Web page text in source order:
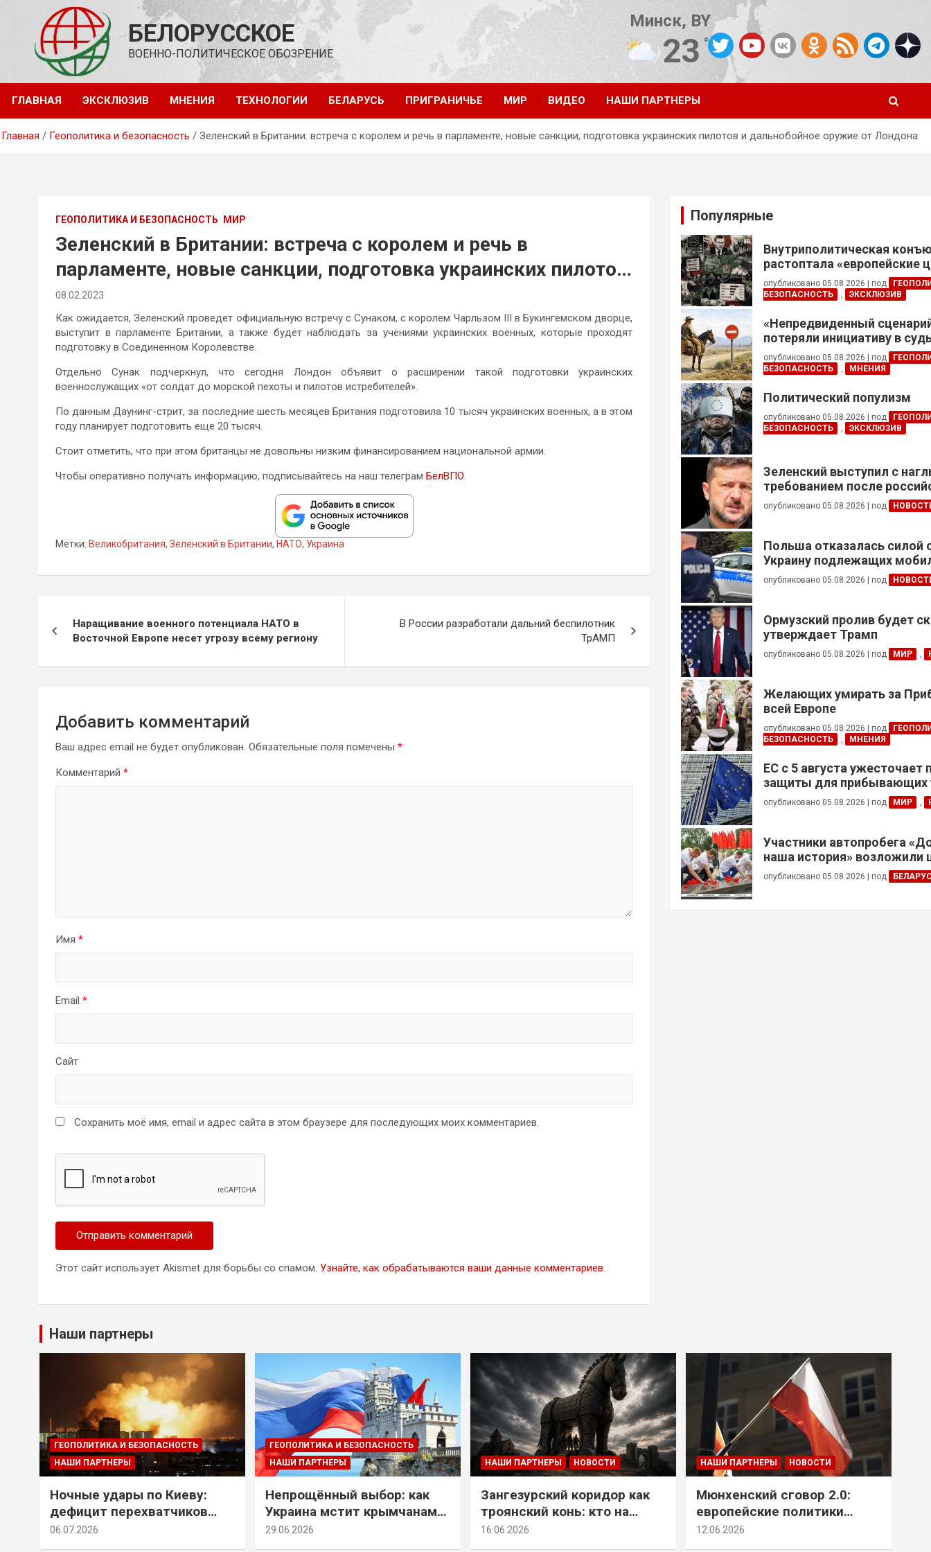
содержимому
БЕЛОРУССКОЕ
ВОЕННО-ПОЛИТИЧЕСКОЕ ОБОЗРЕНИЕ
Минск, BY
23°C
Погода от OpenWeatherMap
ГЛАВНАЯ ЭКСКЛЮЗИВ МНЕНИЯ ТЕХНОЛОГИИ БЕЛАРУСЬ ПРИГРАНИЧЬЕ МИР ВИДЕО НАШИ ПАРТНЕРЫ
Главная Геополитика и безопасность Зеленский в Британии: встреча с королем и речь в парламенте, новые санкции, подготовка украинских пилотов и дальнобойное оружие от Лондона
ГЕОПОЛИТИКА И БЕЗОПАСНОСТЬ МИР
Зеленский в Британии: встреча с королем и речь в
парламенте, новые санкции, подготовка украинских пилотов
и дальнобойное оружие от Лондона
08.02.2023
Как ожидается, Зеленский проведет официальную встречу с Сунаком, с королем Чарльзом III в Букингемском дворце,
выступит в парламенте Британии, а также будет наблюдать за учениями украинских военных, которые проходят
подготовку в Соединенном Королевстве.
Отдельно Сунак подчеркнул, что сегодня Лондон объявит о расширении такой подготовки украинских
военнослужащих «от солдат до морской пехоты и пилотов истребителей».
По данным Даунинг-стрит, за последние шесть месяцев Британия подготовила 10 тысяч украинских военных, а в этом
году планирует подготовить еще 20 тысяч.
Стоит отметить, что при этом британцы не довольны низким финансированием национальной армии.
Чтобы оперативно получать информацию, подписывайтесь на наш телеграм БелВПО.
Метки: Великобритания, Зеленский в Британии, НАТО, Украина
по
записям
Наращивание военного потенциала НАТО в
Восточной Европе несет угрозу всему региону
В России разработали дальний беспилотник
ТрАМП
Добавить комментарий
Ваш адрес email не будет опубликован. Обязательные поля помечены *
Комментарий *
Имя *
Email *
Сайт
Сохранить моё имя, email и адрес сайта в этом браузере для последующих моих комментариев.
Этот сайт использует Akismet для борьбы со спамом. Узнайте, как обрабатываются ваши данные комментариев.
Популярные
Внутриполитическая
растоптала «европейские
опубликовано 05.08.2026 под
БЕЗОПАСНОСТЬ
, ЭКСКЛЮЗИВ
«Непредвиденный
потеряли инициативу в
конфликте
опубликовано 05.08.2026 под
БЕЗОПАСНОСТЬ
, МНЕНИЯ
Политический популизм
опубликовано 05.08.2026 под
БЕЗОПАСНОСТЬ
, ЭКСКЛЮЗИВ
Зеленский выступил с
требованием после
опубликовано 05.08.2026 под
Польша отказалась силой
Украину подлежащих
опубликовано 05.08.2026 под
Ормузский пролив будет
утверждает Трамп
опубликовано 05.08.2026 под МИР ,
Желающих умирать за
всей Европе
опубликовано 05.08.2026 под
БЕЗОПАСНОСТЬ
, МНЕНИЯ
ЕС с 5 августа ужесточает
защиты для прибывающих
призывного возраста
опубликовано 05.08.2026 под МИР ,
Участники автопробега
наша история» возложили
Брестской крепости
опубликовано 05.08.2026 под
Наши партнеры
ГЕОПОЛИТИКА И БЕЗОПАСНОСТЬ
НАШИ ПАРТНЕРЫ
Ночные удары по Киеву:
дефицит перехватчиков
Patriot и оборонительные
06.07.2026
ГЕОПОЛИТИКА И БЕЗОПАСНОСТЬ
НАШИ ПАРТНЕРЫ
Непрощённый выбор: как
Украина мстит крымчанам
за их историческое решение
29.06.2026
НАШИ ПАРТНЕРЫ НОВОСТИ
Зангезурский коридор как
троянский конь: кто на
самом деле осваивает юг
16.06.2026
НАШИ ПАРТНЕРЫ НОВОСТИ
Мюнхенский сговор 2.0:
европейские политики
снова растят монстра у
12.06.2026